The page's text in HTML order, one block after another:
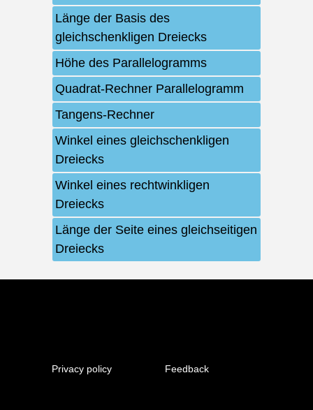
Länge der Basis des
gleichschenkligen Dreiecks
Höhe des Parallelogramms
Quadrat-Rechner Parallelogramm
Tangens-Rechner
Winkel eines gleichschenkligen
Dreiecks
Winkel eines rechtwinkligen
Dreiecks
Länge der Seite eines gleichseitigen
Dreiecks
Privacy policy Feedback